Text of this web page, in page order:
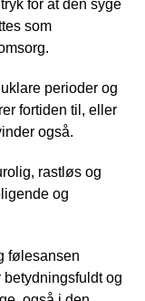
for at den syge
som
perioder og
fortiden til, eller
også.
rastløs og
og
følesansen
betydningsfuldt og